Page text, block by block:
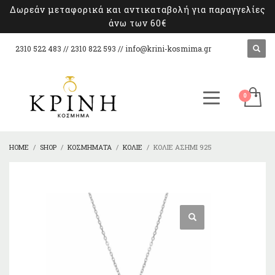
Δωρεάν μεταφορικά και αντικαταβολή για παραγγελίες
άνω των 60€
2310 522 483 // 2310 822 593 // info@krini-kosmima.gr
HOME SHOP ΚΟΣΜΉΜΑΤΑ ΚΟΛΙΈ ΚΟΛΙΈ ΑΣΉΜΙ 925